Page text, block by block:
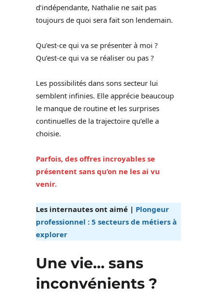
d’indépendante, Nathalie ne sait pas
toujours de quoi sera fait son lendemain.
Qu’est-ce qui va se présenter à moi ?
Qu’est-ce qui va se réaliser ou pas ?
Les possibilités dans sons secteur lui
semblent infinies. Elle apprécie beaucoup
le manque de routine et les surprises
continuelles de la trajectoire qu’elle a
choisie.
Parfois, des offres incroyables se
présentent sans qu’on ne les ai vu
venir.
Les internautes ont aimé | Plongeur
professionnel : 5 secteurs de métiers à
explorer
Une vie… sans
inconvénients ?